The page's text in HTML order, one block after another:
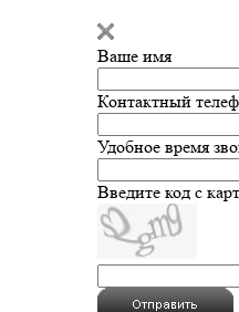
Ваше имя
Контактный
Удобное время
Введите код с
Введите